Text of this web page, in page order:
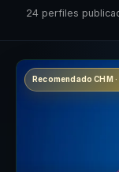
24 perfiles
Recomendado CHM ·